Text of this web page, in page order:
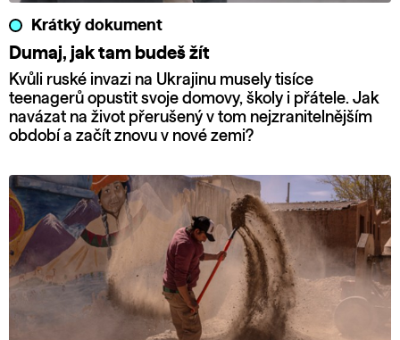
Krátký dokument
Dumaj, jak tam budeš žít
Kvůli ruské invazi na Ukrajinu musely tisíce
teenagerů opustit svoje domovy, školy i přátele. Jak
navázat na život přerušený v tom nejzranitelnějším
období a začít znovu v nové zemi?